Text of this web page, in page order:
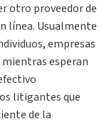
otro proveedor de
línea. Usualmente
empresas
mientras esperan
litigantes que
de la